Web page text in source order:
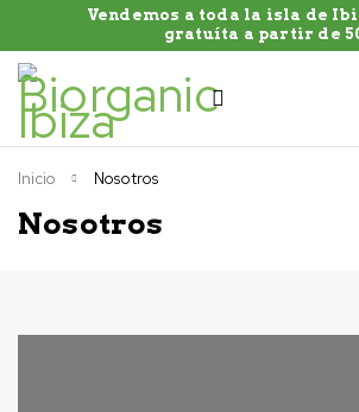
Vendemos a toda la isla de
gratuíta a partir de
Nosotros
Inicio Nosotros